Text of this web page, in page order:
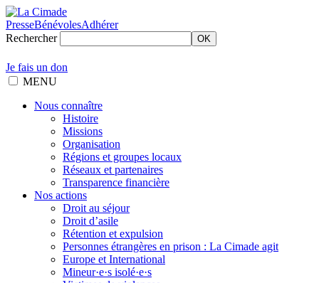
PresseBénévolesAdhérer
Rechercher
OK
Je fais un don
MENU
Nous connaître
Histoire
Missions
Organisation
Régions et groupes locaux
Réseaux et partenaires
Transparence financière
Nos actions
Droit au séjour
Droit d’asile
Rétention et expulsion
Personnes étrangères en prison : La Cimade agit
Europe et International
Mineur·e·s isolé·e·s